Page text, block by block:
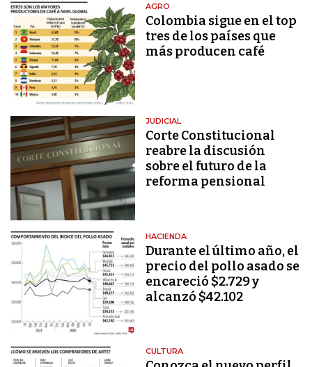
AGRO
Colombia sigue en el top
tres de los países que
más producen café
JUDICIAL
Corte Constitucional
reabre la discusión
sobre el futuro de la
reforma pensional
HACIENDA
Durante el último año, el
precio del pollo asado se
encareció $2.729 y
alcanzó $42.102
CULTURA